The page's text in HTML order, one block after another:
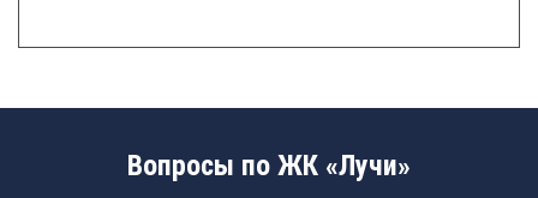
Вопросы по ЖК «Лучи»